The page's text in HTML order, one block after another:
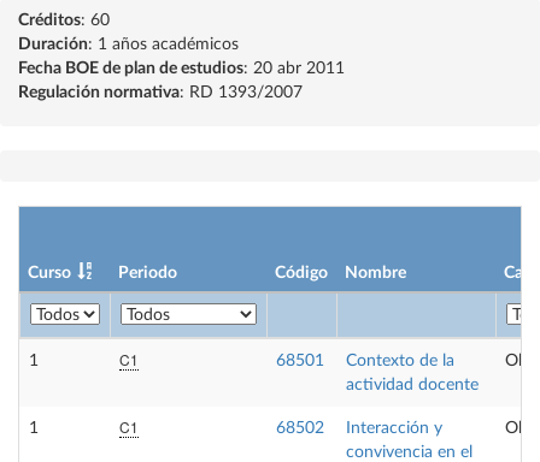
Créditos: 60
Duración: 1 años académicos
Fecha BOE de plan de estudios: 20 abr 2011
Regulación normativa: RD 1393/2007
Curso Periodo Código Nombre
1 C1 68501
Contexto de la
actividad docente
1 C1 68502
Interacción y
convivencia en el